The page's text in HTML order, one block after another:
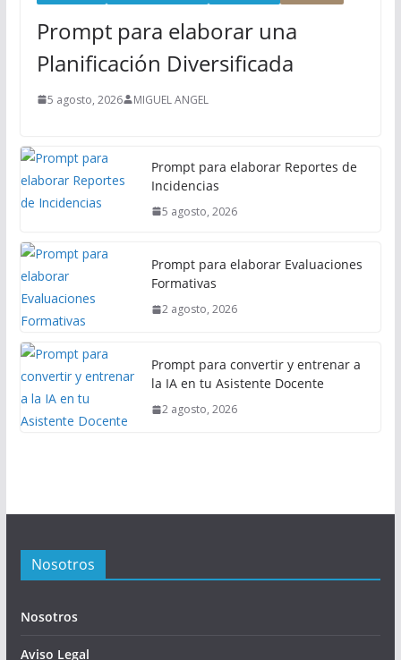
Prompt para elaborar una
Planificación Diversificada
5 agosto, 2026 MIGUEL ANGEL
Prompt para elaborar Reportes de
Incidencias
5 agosto, 2026
Prompt para elaborar Evaluaciones
Formativas
2 agosto, 2026
Prompt para convertir y entrenar a
la IA en tu Asistente Docente
2 agosto, 2026
Nosotros
Nosotros
Aviso Legal